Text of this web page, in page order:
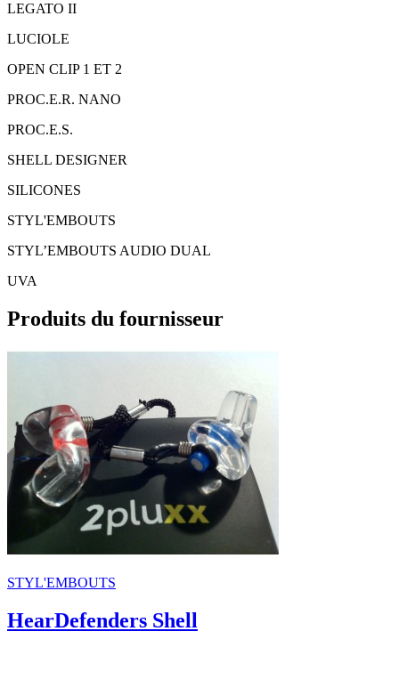
LEGATO II
LUCIOLE
OPEN CLIP 1 ET 2
PROC.E.R. NANO
PROC.E.S.
SHELL DESIGNER
SILICONES
STYL'EMBOUTS
STYL’EMBOUTS AUDIO DUAL
UVA
Produits du fournisseur
STYL'EMBOUTS
HearDefenders Shell